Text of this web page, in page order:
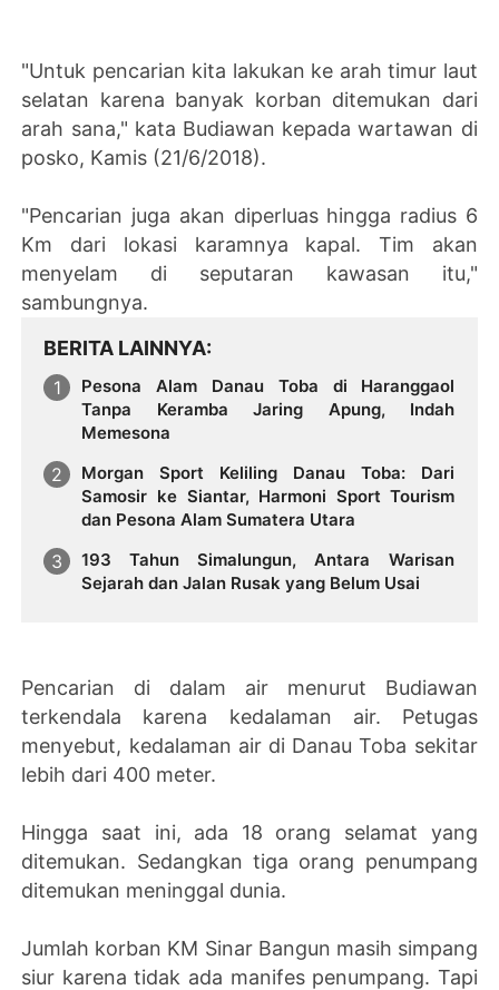
"Untuk pencarian kita lakukan ke arah timur laut
selatan karena banyak korban ditemukan dari
arah sana," kata Budiawan kepada wartawan di
posko, Kamis (21/6/2018).
"Pencarian juga akan diperluas hingga radius 6
Km dari lokasi karamnya kapal. Tim akan
menyelam di seputaran kawasan itu,"
sambungnya.
BERITA LAINNYA
Pesona Alam Danau Toba di Haranggaol
Tanpa Keramba Jaring Apung, Indah
Memesona
Morgan Sport Keliling Danau Toba: Dari
Samosir ke Siantar, Harmoni Sport Tourism
dan Pesona Alam Sumatera Utara
193 Tahun Simalungun, Antara Warisan
Sejarah dan Jalan Rusak yang Belum Usai
Pencarian di dalam air menurut Budiawan
terkendala karena kedalaman air. Petugas
menyebut, kedalaman air di Danau Toba sekitar
lebih dari 400 meter.
Hingga saat ini, ada 18 orang selamat yang
ditemukan. Sedangkan tiga orang penumpang
ditemukan meninggal dunia.
Jumlah korban KM Sinar Bangun masih simpang
siur karena tidak ada manifes penumpang. Tapi